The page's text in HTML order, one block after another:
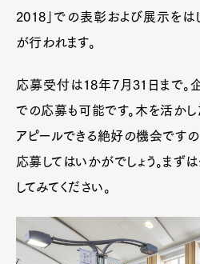
2018」での表彰および展示をは
が行われます。
応募受付は18年7月31日まで。
での応募も可能です。木を活か
アピールできる絶好の機会ですの
応募してはいかがでしょう。まず
してみてください。